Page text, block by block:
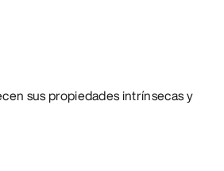
sus propiedades intrínsecas y